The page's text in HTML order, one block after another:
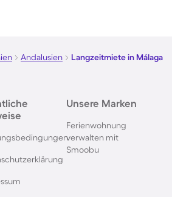
in Thailand
in der Türkei
Andalusien Langzeitmiete in Málaga
Unsere Marken
Ferienwohnung
verwalten mit
Smoobu